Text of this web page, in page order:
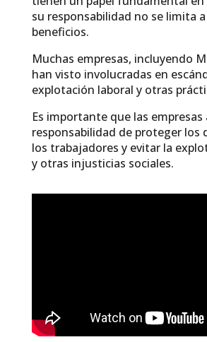
su responsabilidad no se limita
beneficios.
Muchas empresas, incluyendo
han visto involucradas en
explotación laboral y otras
Es importante que las empresas
responsabilidad de proteger los
los trabajadores y evitar la
y otras injusticias sociales.